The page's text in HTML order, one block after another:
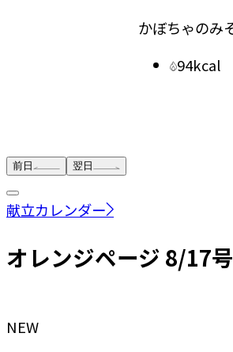
かぼちゃのみそ汁
前日 翌日
献立カレンダー
オレンジページ 8/17号
NEW